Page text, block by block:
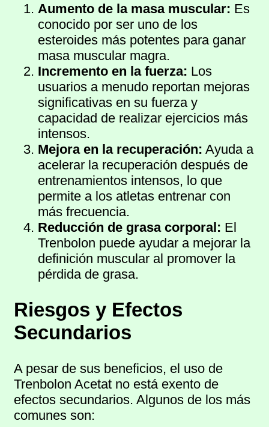
Aumento de la masa muscular: Es
conocido por ser uno de los
esteroides más potentes para ganar
masa muscular magra.
Incremento en la fuerza: Los
usuarios a menudo reportan mejoras
significativas en su fuerza y
capacidad de realizar ejercicios más
intensos.
Mejora en la recuperación: Ayuda a
acelerar la recuperación después de
entrenamientos intensos, lo que
permite a los atletas entrenar con
más frecuencia.
Reducción de grasa corporal: El
Trenbolon puede ayudar a mejorar la
definición muscular al promover la
pérdida de grasa.
Riesgos y Efectos
Secundarios
A pesar de sus beneficios, el uso de
Trenbolon Acetat no está exento de
efectos secundarios. Algunos de los más
comunes son: